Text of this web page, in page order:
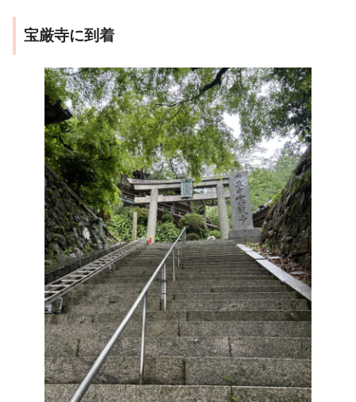
宝厳寺に到着